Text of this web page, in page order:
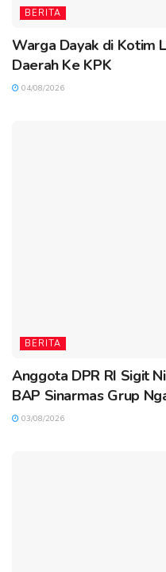
BERITA
Warga Dayak di Kotim
Daerah Ke KPK
04/08/2026
BERITA
Anggota DPR RI Sigit
BAP Sinarmas Grup
03/08/2026